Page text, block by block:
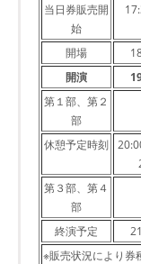
当日券販売開
始
開場
開演
第１部、第２
部
休憩予定時刻
第３部、第４
部
終演予定
※販売状況により券